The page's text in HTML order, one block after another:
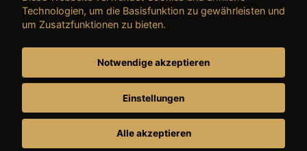
→ AGB (Gebrauchtwagen)
→ AGB (Dienstleistungen)
Technologien, um die Basisfunktion zu gewährleisten und
um Zusatzfunktionen zu bieten.
Notwendige akzeptieren
Einstellungen
Alle akzeptieren